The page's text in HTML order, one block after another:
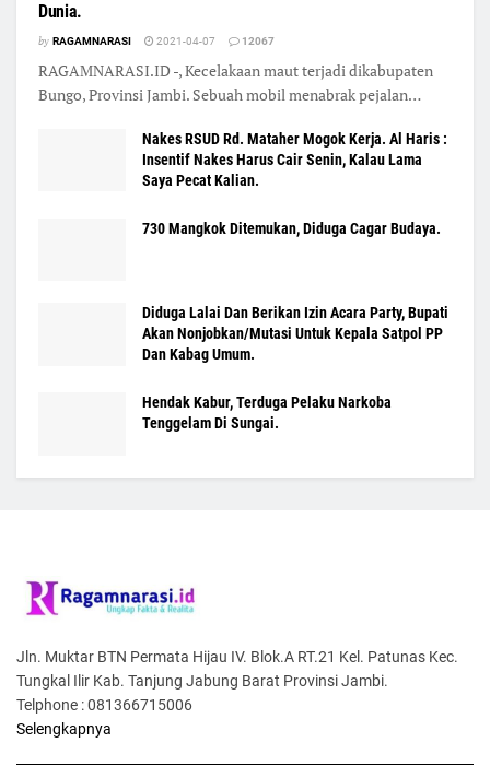
Dunia.
by RAGAMNARASI 2021-04-07 12067
RAGAMNARASI.ID -, Kecelakaan maut terjadi dikabupaten
Bungo, Provinsi Jambi. Sebuah mobil menabrak pejalan…
Nakes RSUD Rd. Mataher Mogok Kerja. Al Haris :
Insentif Nakes Harus Cair Senin, Kalau Lama
Saya Pecat Kalian.
730 Mangkok Ditemukan, Diduga Cagar Budaya.
Diduga Lalai Dan Berikan Izin Acara Party, Bupati
Akan Nonjobkan/Mutasi Untuk Kepala Satpol PP
Dan Kabag Umum.
Hendak Kabur, Terduga Pelaku Narkoba
Tenggelam Di Sungai.
Jln. Muktar BTN Permata Hijau IV. Blok.A RT.21 Kel. Patunas Kec.
Tungkal Ilir Kab. Tanjung Jabung Barat Provinsi Jambi.
Telphone : 081366715006
Selengkapnya